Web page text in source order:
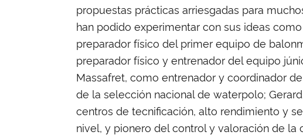
propuestas prácticas arriesgadas para
han podido experimentar con sus ideas
preparador físico del primer equipo de
preparador físico y entrenador del equipo
Massafret, como entrenador y coordinador
de la selección nacional de waterpolo;
centros de tecnificación, alto rendimiento y
nivel, y pionero del control y valoración de